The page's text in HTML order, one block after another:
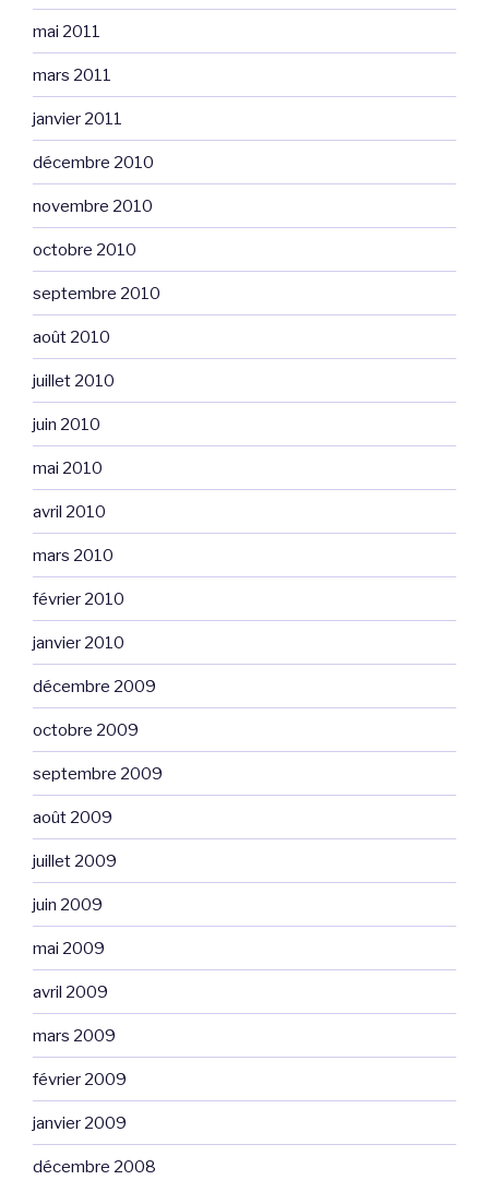
mai 2011
mars 2011
janvier 2011
décembre 2010
novembre 2010
octobre 2010
septembre 2010
août 2010
juillet 2010
juin 2010
mai 2010
avril 2010
mars 2010
février 2010
janvier 2010
décembre 2009
octobre 2009
septembre 2009
août 2009
juillet 2009
juin 2009
mai 2009
avril 2009
mars 2009
février 2009
janvier 2009
décembre 2008